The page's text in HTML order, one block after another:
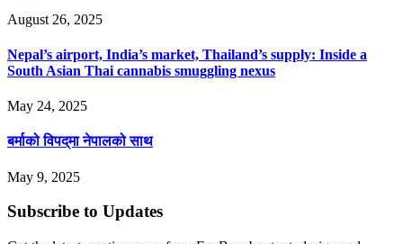
August 26, 2025
Nepal’s airport, India’s market, Thailand’s supply: Inside a
South Asian Thai cannabis smuggling nexus
May 24, 2025
बर्माको विपद्‌मा नेपालको साथ
May 9, 2025
Subscribe to Updates